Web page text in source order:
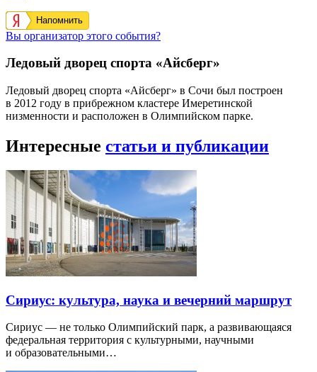
Напомнить
Вы организатор этого события?
Ледовый дворец спорта «Айсберг»
Ледовый дворец спорта «Айсберг» в Сочи был построен
в 2012 году в прибрежном кластере Имеретинской
низменности и расположен в Олимпийском парке.
Интересные статьи и публикации
Сириус: культура, наука и вечерний маршрут
Сириус — не только Олимпийский парк, а развивающаяся
федеральная территория с культурными, научными
и образовательными…